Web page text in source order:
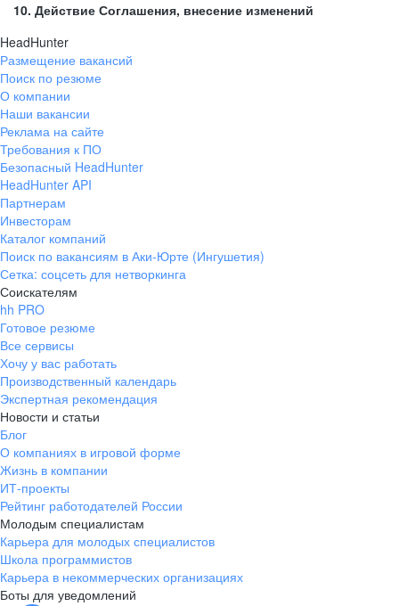
10. Действие Соглашения, внесение изменений
HeadHunter
Размещение вакансий
Поиск по резюме
О компании
Наши вакансии
Реклама на сайте
Требования к ПО
Безопасный HeadHunter
HeadHunter API
Партнерам
Инвесторам
Каталог компаний
Поиск по вакансиям в Аки-Юрте (Ингушетия)
Сетка: соцсеть для нетворкинга
Соискателям
hh PRO
Готовое резюме
Все сервисы
Хочу у вас работать
Производственный календарь
Экспертная рекомендация
Новости и статьи
Блог
О компаниях в игровой форме
Жизнь в компании
ИТ-проекты
Рейтинг работодателей России
Молодым специалистам
Карьера для молодых специалистов
Школа программистов
Карьера в некоммерческих организациях
Боты для уведомлений